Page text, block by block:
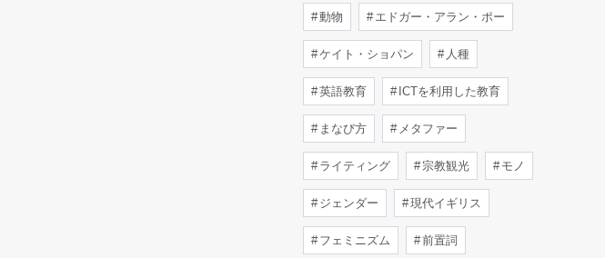
動物 エドガー・アラン・ポー
ケイト・ショパン 人種
英語教育 ICTを利用した教育
まなび方 メタファー
ライティング 宗教観光 モノ
ジェンダー 現代イギリス
フェミニズム 前置詞